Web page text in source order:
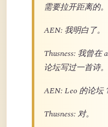
需要拉开距离的。
AEN: 我明白了。
Thusness: 我曾在
论坛写过一首诗。
AEN: Leo 的论坛
Thusness: 对。